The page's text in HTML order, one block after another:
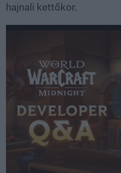
hajnali kettőkor.